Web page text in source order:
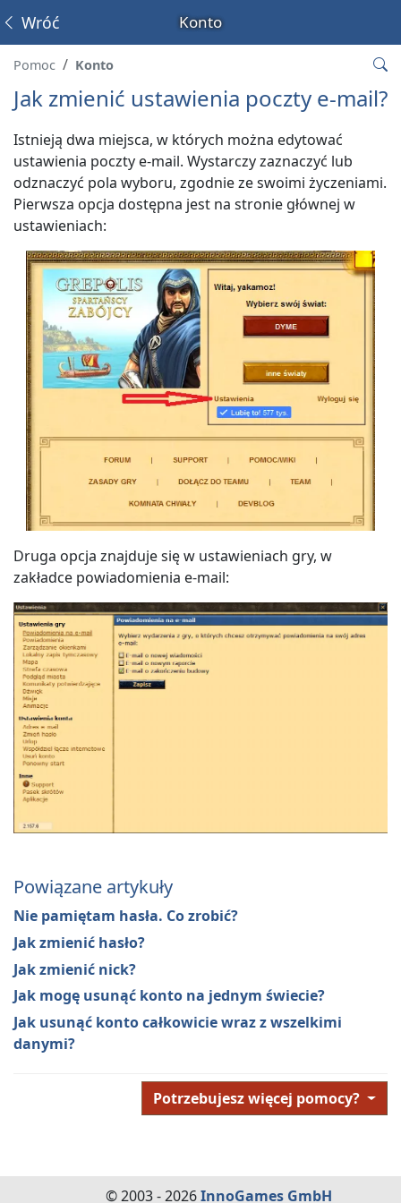
Konto
Wróć
Pomoc Konto
Jak zmienić ustawienia poczty e-mail?
Istnieją dwa miejsca, w których można edytować
ustawienia poczty e-mail. Wystarczy zaznaczyć lub
odznaczyć pola wyboru, zgodnie ze swoimi życzeniami.
Pierwsza opcja dostępna jest na stronie głównej w
ustawieniach:
Druga opcja znajduje się w ustawieniach gry, w
zakładce powiadomienia e-mail:
Powiązane artykuły
Nie pamiętam hasła. Co zrobić?
Jak zmienić hasło?
Jak zmienić nick?
Jak mogę usunąć konto na jednym świecie?
Jak usunąć konto całkowicie wraz z wszelkimi
danymi?
Potrzebujesz więcej pomocy?
© 2003 - 2026InnoGames GmbH